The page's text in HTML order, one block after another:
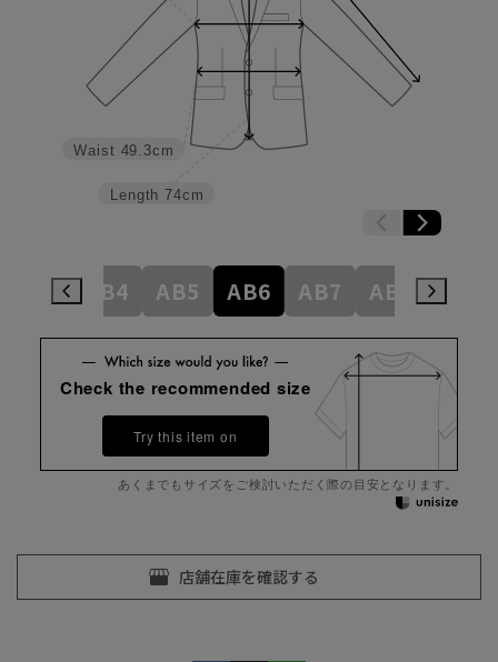
Length 74cm
Waist 49.3cm
AB4 AB5 AB6 AB7 AB8
Check the recommended size
Try this item on
あくまでもサイズをご検討いただく際の目安となります。